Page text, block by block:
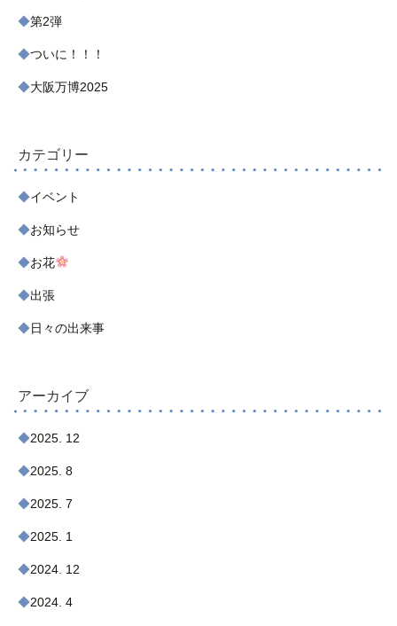
第2弾
ついに！！！
大阪万博2025
カテゴリー
イベント
お知らせ
お花
出張
日々の出来事
アーカイブ
2025. 12
2025. 8
2025. 7
2025. 1
2024. 12
2024. 4